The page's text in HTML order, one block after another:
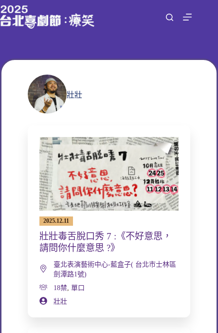
跳
至
容
壯壯
2025.12.11
壯壯毒舌脫口秀 7 :《不好意思，
請問你什麼意思 ?》
臺北表演藝術中心-藍盒子( 台北市士林區
劍潭路1號)
18禁, 單口
壯壯